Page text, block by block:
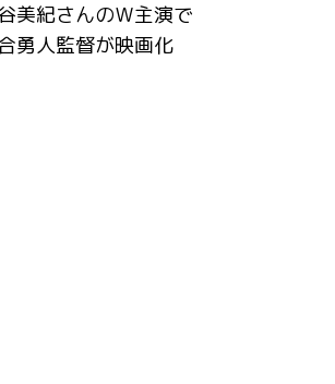
美紀さんのＷ主演で
勇人監督が映画化